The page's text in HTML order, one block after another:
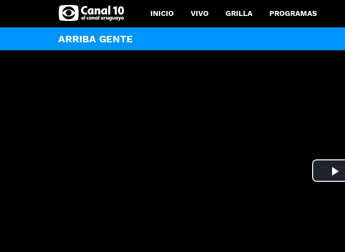
INICIO VIVO GRILLA PROGRAMAS
ARRIBA GENTE